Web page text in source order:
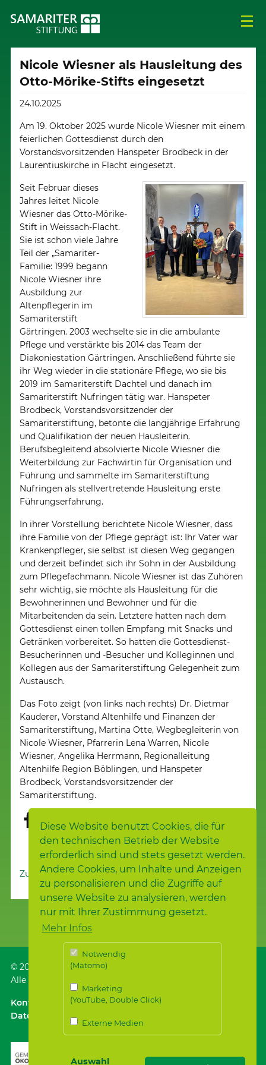
Diese Website benutzt Cookies, die für
den technischen Betrieb der Website
erforderlich sind und stets gesetzt werden.
Andere Cookies, um Inhalte und Anzeigen
zu personalisieren und die Zugriffe auf
unsere Website zu analysieren, werden
nur mit Ihrer Zustimmung gesetzt.
Mehr Infos
Notwendig
(Matomo)
Marketing
(YouTube, Double Click)
Externe Medien
Auswahl
Nicole Wiesner als Hausleitung des
Otto-Mörike-Stifts eingesetzt
24.10.2025
Am 19. Oktober 2025 wurde Nicole Wiesner mit einem
feierlichen Gottesdienst durch den
Vorstandsvorsitzenden Hanspeter Brodbeck in der
Laurentiuskirche in Flacht eingesetzt.
Seit Februar dieses
Jahres leitet Nicole
Wiesner das Otto-Mörike-
Stift in Weissach-Flacht.
Sie ist schon viele Jahre
Teil der „Samariter-
Familie: 1999 begann
Nicole Wiesner ihre
Ausbildung zur
Altenpflegerin im
Samariterstift
Gärtringen. 2003 wechselte sie in die ambulante
Pflege und verstärkte bis 2014 das Team der
Diakoniestation Gärtringen. Anschließend führte sie
ihr Weg wieder in die stationäre Pflege, wo sie bis
2019 im Samariterstift Dachtel und danach im
Samariterstift Nufringen tätig war. Hanspeter
Brodbeck, Vorstandsvorsitzender der
Samariterstiftung, betonte die langjährige Erfahrung
und Qualifikation der neuen Hausleiterin.
Berufsbegleitend absolvierte Nicole Wiesner die
Weiterbildung zur Fachwirtin für Organisation und
Führung und sammelte im Samariterstiftung
Nufringen als stellvertretende Hausleitung erste
Führungserfahrung.
In ihrer Vorstellung berichtete Nicole Wiesner, dass
ihre Familie von der Pflege geprägt ist: Ihr Vater war
Krankenpfleger, sie selbst ist diesen Weg gegangen
und derzeit befindet sich ihr Sohn in der Ausbildung
zum Pflegefachmann. Nicole Wiesner ist das Zuhören
sehr wichtig, sie möchte als Hausleitung für die
Bewohnerinnen und Bewohner und für die
Mitarbeitenden da sein. Letztere hatten nach dem
Gottesdienst einen tollen Empfang mit Snacks und
Getränken vorbereitet. So hatten die Gottesdienst-
Besucherinnen und -Besucher und Kolleginnen und
Kollegen aus der Samariterstiftung Gelegenheit zum
Austausch.
Das Foto zeigt (von links nach rechts) Dr. Dietmar
Kauderer, Vorstand Altenhilfe und Finanzen der
Samariterstiftung, Martina Otte, Wegbegleiterin von
Nicole Wiesner, Pfarrerin Lena Warren, Nicole
Wiesner, Angelika Herrmann, Regionalleitung
Altenhilfe Region Böblingen, und Hanspeter
Brodbeck, Vorstandsvorsitzender der
Samariterstiftung.
Zur Nachrichtenübersicht
© 2026 Samariterstiftung
Alle Rechte vorbehalten.
Kontakt Anfahrt ÖPNV / Parken｜
Datenschutz
｜